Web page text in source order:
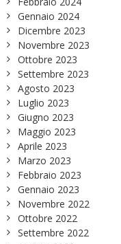
Gennaio 2024
Dicembre 2023
Novembre 2023
Ottobre 2023
Settembre 2023
Agosto 2023
Luglio 2023
Giugno 2023
Maggio 2023
Aprile 2023
Marzo 2023
Febbraio 2023
Gennaio 2023
Novembre 2022
Ottobre 2022
Settembre 2022